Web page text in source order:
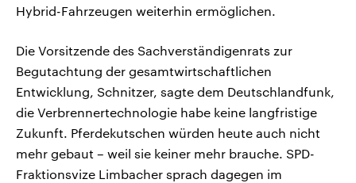
Hybrid-Fahrzeugen weiterhin ermöglichen.
Die Vorsitzende des Sachverständigenrats zur
Begutachtung der gesamtwirtschaftlichen
Entwicklung, Schnitzer, sagte dem Deutschlandfunk,
die Verbrennertechnologie habe keine langfristige
Zukunft. Pferdekutschen würden heute auch nicht
mehr gebaut – weil sie keiner mehr brauche. SPD-
Fraktionsvize Limbacher sprach dagegen im